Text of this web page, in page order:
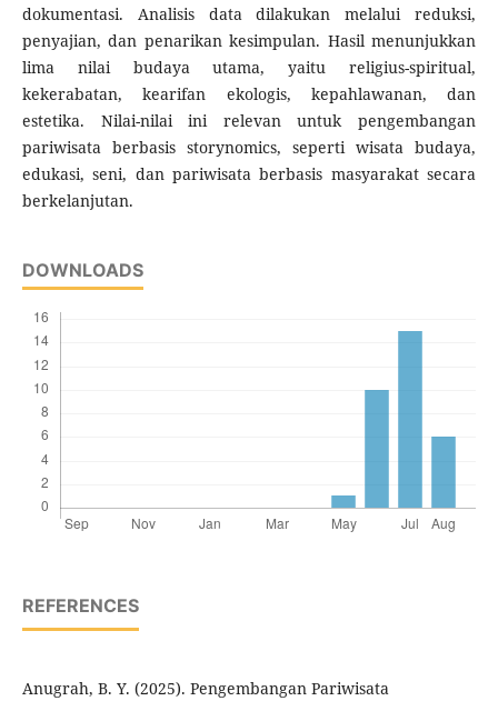
dokumentasi. Analisis data dilakukan melalui reduksi,
penyajian, dan penarikan kesimpulan. Hasil menunjukkan
lima nilai budaya utama, yaitu religius-spiritual,
kekerabatan, kearifan ekologis, kepahlawanan, dan
estetika. Nilai-nilai ini relevan untuk pengembangan
pariwisata berbasis storynomics, seperti wisata budaya,
edukasi, seni, dan pariwisata berbasis masyarakat secara
berkelanjutan.
DOWNLOADS
REFERENCES
Anugrah, B. Y. (2025). Pengembangan Pariwisata